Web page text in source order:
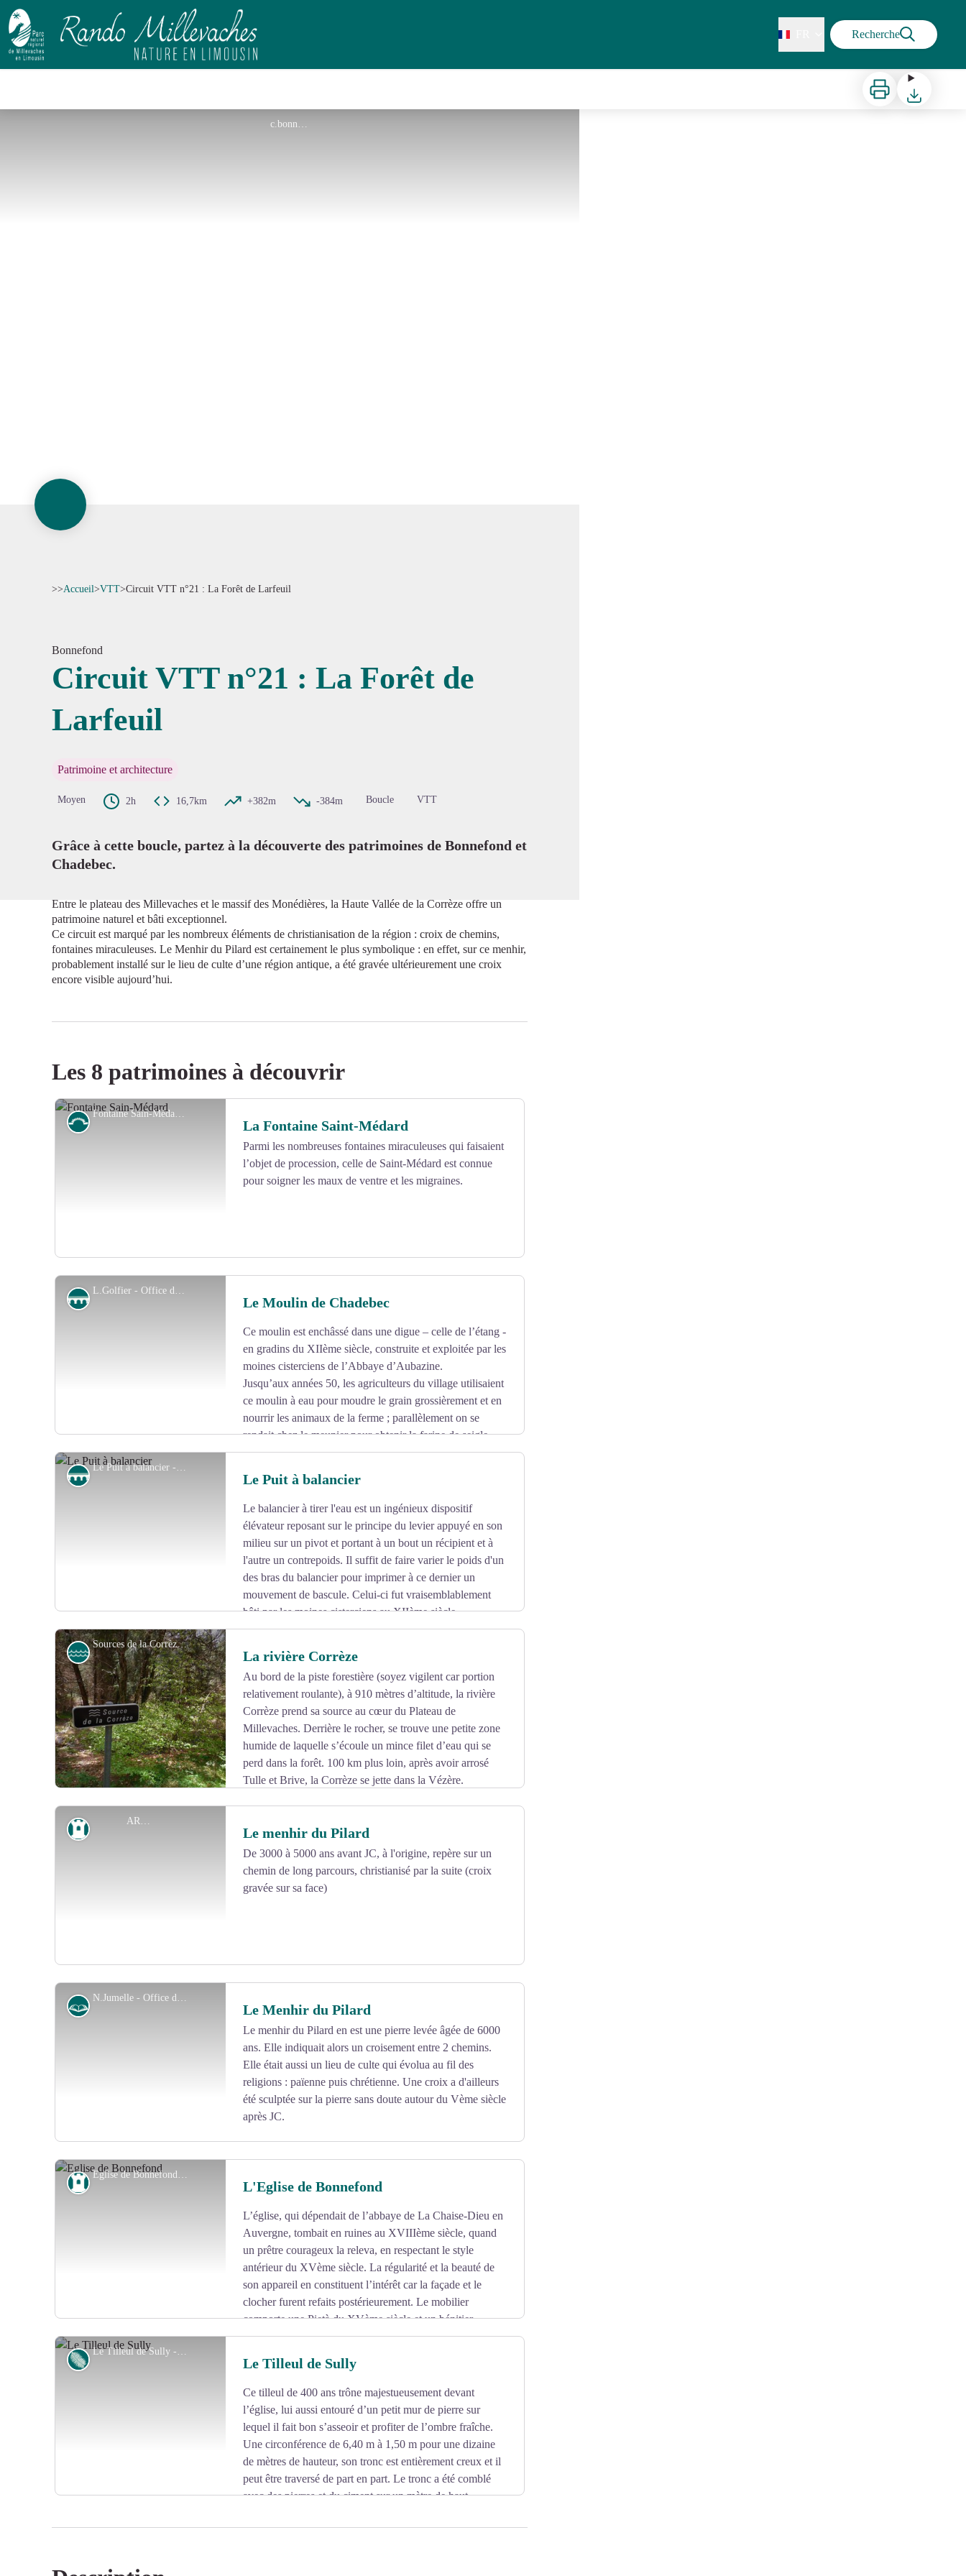
Recherche
Imprimer Télécharger
c.bonnard
>>Accueil>VTT>Circuit VTT n°21 : La Forêt de Larfeuil
Bonnefond
Circuit VTT n°21 : La Forêt de
Larfeuil
Patrimoine et architecture
Moyen 2h 16,7km +382m -384m Boucle VTT
Grâce à cette boucle, partez à la découverte des patrimoines de Bonnefond et
Chadebec.
Entre le plateau des Millevaches et le massif des Monédières, la Haute Vallée de la Corrèze offre un
patrimoine naturel et bâti exceptionnel.
Ce circuit est marqué par les nombreux éléments de christianisation de la région : croix de chemins,
fontaines miraculeuses. Le Menhir du Pilard est certainement le plus symbolique : en effet, sur ce menhir,
probablement installé sur le lieu de culte d’une région antique, a été gravée ultérieurement une croix
encore visible aujourd’hui.
Les 8 patrimoines à découvrir
Fontaine Sain-Médard - Office de tourisme V2M
Petit patrimoine La Fontaine Saint-Médard
Parmi les nombreuses fontaines miraculeuses qui faisaient
l’objet de procession, celle de Saint-Médard est connue
pour soigner les maux de ventre et les migraines.
L.Golfier - Office de tourisme Rerres de Corrèze
Voir l'image en plein écran
Ouvrage Le Moulin de Chadebec
Ce moulin est enchâssé dans une digue – celle de l’étang -
en gradins du XIIème siècle, construite et exploitée par les
moines cisterciens de l’Abbaye d’Aubazine.
Jusqu’aux années 50, les agriculteurs du village utilisaient
ce moulin à eau pour moudre le grain grossièrement et en
nourrir les animaux de la ferme ; parallèlement on se
rendait chez le meunier pour obtenir la farine de seigle
destinée à la fabrication du pain et celle de sarrasin pour les “tourtous”, les crêpes de blé noir. Il
fut délaissé puis abandonné suite à la modernisation agricole, et ce jusqu’à sa restauration en
2010.
Le Puit à balancier - Office de tourisme V2M
Voir l'image en plein écran
Ouvrage Le Puit à balancier
Le balancier à tirer l'eau est un ingénieux dispositif
élévateur reposant sur le principe du levier appuyé en son
milieu sur un pivot et portant à un bout un récipient et à
l'autre un contrepoids. Il suffit de faire varier le poids d'un
des bras du balancier pour imprimer à ce dernier un
mouvement de bascule. Celui-ci fut vraisemblablement
bâti par les moines cisterciens au XIIème siècle.
Sources de la Corrèze - G.Salat - CC HCC
Voir l'image en plein écran
Rivière La rivière Corrèze
Au bord de la piste forestière (soyez vigilent car portion
relativement roulante), à 910 mètres d’altitude, la rivière
Corrèze prend sa source au cœur du Plateau de
Millevaches. Derrière le rocher, se trouve une petite zone
humide de laquelle s’écoule un mince filet d’eau qui se
perd dans la forêt. 100 km plus loin, après avoir arrosé
Tulle et Brive, la Corrèze se jette dans la Vézère.
ARHA
Voir l'image en plein écran
Patrimoine Le menhir du Pilard
De 3000 à 5000 ans avant JC, à l'origine, repère sur un
chemin de long parcours, christianisé par la suite (croix
gravée sur sa face)
N.Jumelle - Office de Tourisme Terres de Corrèze
Voir l'image en plein écran
Histoire Le Menhir du Pilard
Le menhir du Pilard en est une pierre levée âgée de 6000
ans. Elle indiquait alors un croisement entre 2 chemins.
Elle était aussi un lieu de culte qui évolua au fil des
religions : païenne puis chrétienne. Une croix a d'ailleurs
été sculptée sur la pierre sans doute autour du Vème siècle
après JC.
Eglise de Bonnefond - Office de tourisme V2M
Voir l'image en plein écran
Patrimoine L'Eglise de Bonnefond
L’église, qui dépendait de l’abbaye de La Chaise-Dieu en
Auvergne, tombait en ruines au XVIIIème siècle, quand
un prêtre courageux la releva, en respectant le style
antérieur du XVème siècle. La régularité et la beauté de
son appareil en constituent l’intérêt car la façade et le
clocher furent refaits postérieurement. Le mobilier
comporte une Pietà du XVème siècle et un bénitier
flamand en cuivre rouge. La croix de l’ancien cimetière, qui se dresse sur la place, est du
XIVème siècle.
Le Tilleul de Sully - Office de tourisme V2M
Flore Le Tilleul de Sully
Ce tilleul de 400 ans trône majestueusement devant
l’église, lui aussi entouré d’un petit mur de pierre sur
lequel il fait bon s’asseoir et profiter de l’ombre fraîche.
Une circonférence de 6,40 m à 1,50 m pour une dizaine
de mètres de hauteur, son tronc est entièrement creux et il
peut être traversé de part en part. Le tronc a été comblé
avec des pierres et du ciment sur un mètre de haut.